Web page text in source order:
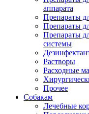
аппарата
Препараты
Препараты
Препараты
системы
Растворы
Расходные
Прочее
Собакам
Лечебные